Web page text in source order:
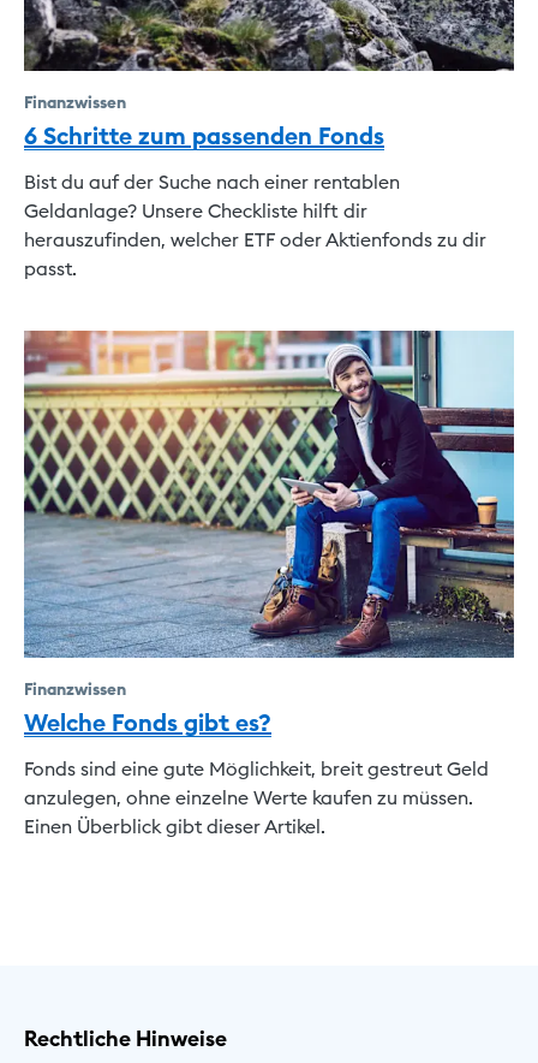
Finanzwissen
6 Schritte zum passenden Fonds
Bist du auf der Suche nach einer rentablen
Geldanlage? Unsere Checkliste hilft dir
herauszufinden, welcher ETF oder Aktienfonds zu dir
passt.
Finanzwissen
Welche Fonds gibt es?
Fonds sind eine gute Möglichkeit, breit gestreut Geld
anzulegen, ohne einzelne Werte kaufen zu müssen.
Einen Überblick gibt dieser Artikel.
Rechtliche Hinweise